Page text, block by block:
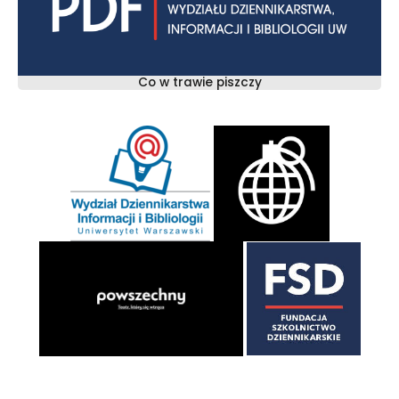
Co w trawie piszczy